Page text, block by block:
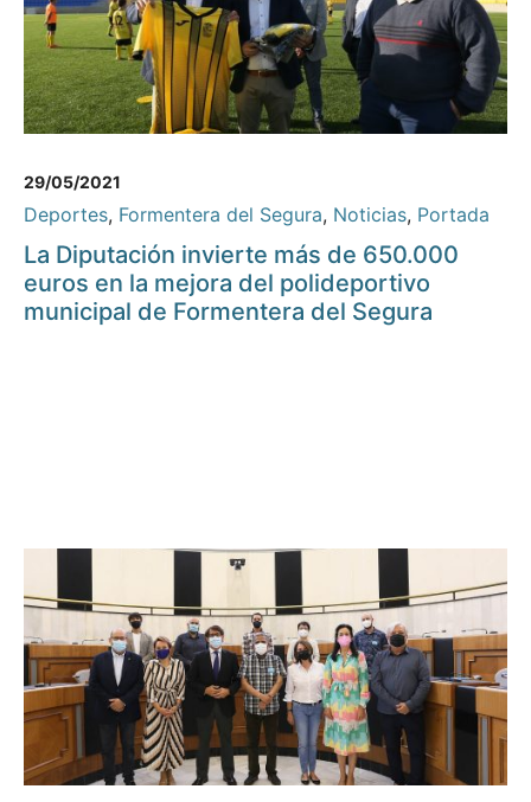
29/05/2021
Deportes, Formentera del Segura, Noticias, Portada
La Diputación invierte más de 650.000
euros en la mejora del polideportivo
municipal de Formentera del Segura